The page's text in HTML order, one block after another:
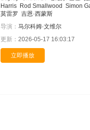
Harris Rod Smallwood Simon
莫雷罗 吉恩·西蒙斯
导演： 马尔科姆·文维尔
更新： 2026-05-17 16:03:17
立即播放